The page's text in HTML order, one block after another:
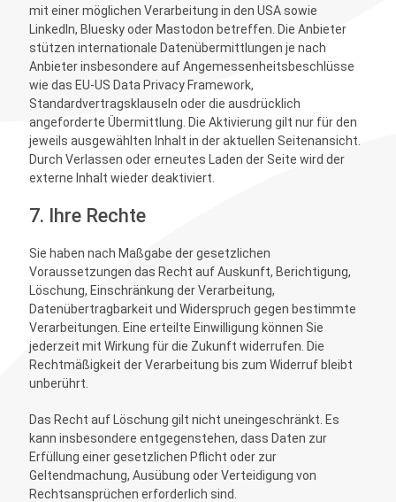
mit einer möglichen Verarbeitung in den USA sowie
LinkedIn, Bluesky oder Mastodon betreffen. Die Anbieter
stützen internationale Datenübermittlungen je nach
Anbieter insbesondere auf Angemessenheitsbeschlüsse
wie das EU-US Data Privacy Framework,
Standardvertragsklauseln oder die ausdrücklich
angeforderte Übermittlung. Die Aktivierung gilt nur für den
jeweils ausgewählten Inhalt in der aktuellen Seitenansicht.
Durch Verlassen oder erneutes Laden der Seite wird der
externe Inhalt wieder deaktiviert.
7. Ihre Rechte
Sie haben nach Maßgabe der gesetzlichen
Voraussetzungen das Recht auf Auskunft, Berichtigung,
Löschung, Einschränkung der Verarbeitung,
Datenübertragbarkeit und Widerspruch gegen bestimmte
Verarbeitungen. Eine erteilte Einwilligung können Sie
jederzeit mit Wirkung für die Zukunft widerrufen. Die
Rechtmäßigkeit der Verarbeitung bis zum Widerruf bleibt
unberührt.
Das Recht auf Löschung gilt nicht uneingeschränkt. Es
kann insbesondere entgegenstehen, dass Daten zur
Erfüllung einer gesetzlichen Pflicht oder zur
Geltendmachung, Ausübung oder Verteidigung von
Rechtsansprüchen erforderlich sind.